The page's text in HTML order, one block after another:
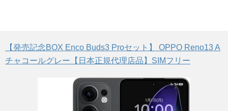
【発売記念BOX Enco Buds3 Proセット】 OPPO Reno13 A
チャコールグレー【日本正規代理店品】SIMフリー